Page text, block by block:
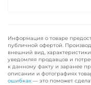
Информация о товаре
публичной офертой.
внешний вид,
уведомляя продавцов и
к данному факту и заранее
описании и фотографиях
ошибках — это поможет